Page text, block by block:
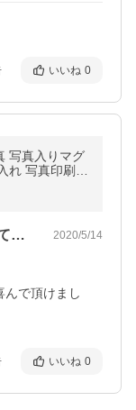
いいね 0
写真入りマグ
れ 写真印刷
フト セット
退職する職場の方へ贈りました。とても喜… 2020/5/14
んで頂けまし
いいね 0